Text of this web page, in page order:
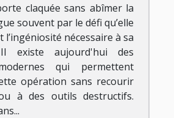
claquée sans abîmer la
souvent par le défi qu’elle
nécessaire à sa
existe aujourd'hui des
qui permettent
opération sans recourir
à des outils destructifs.